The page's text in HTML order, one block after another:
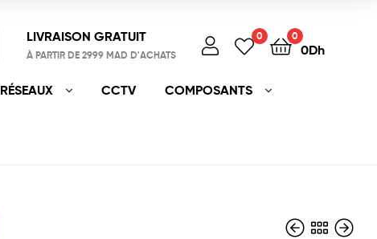
LIVRAISON GRATUIT
À PARTIR DE 2999 MAD D'ACHATS
0 0
0Dh
RÉSEAUX CCTV COMPOSANTS